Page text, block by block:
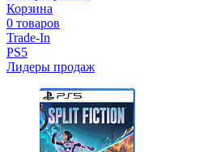
Корзина
0 товаров
Trade-In
PS5
Лидеры продаж